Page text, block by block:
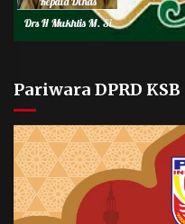
Pariwara DPRD KSB